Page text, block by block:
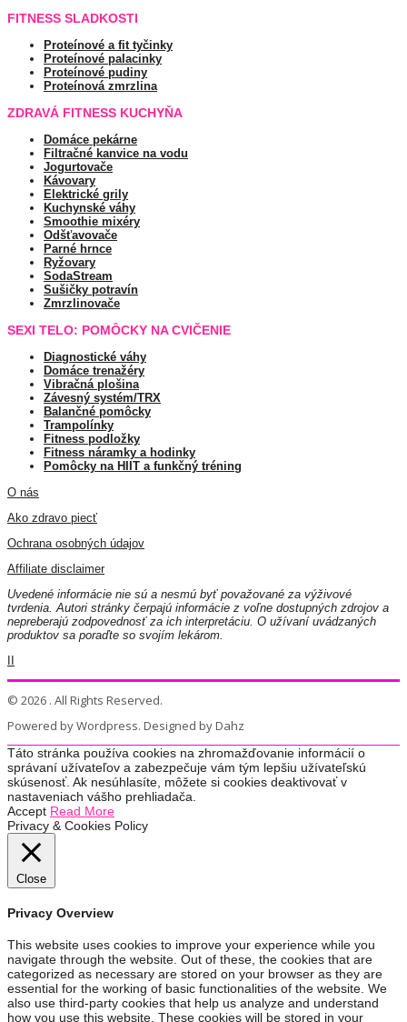
FITNESS SLADKOSTI
Proteínové a fit tyčinky
Proteínové palacinky
Proteínové pudiny
Proteínová zmrzlina
ZDRAVÁ FITNESS KUCHYŇA
Domáce pekárne
Filtračné kanvice na vodu
Jogurtovače
Kávovary
Elektrické grily
Kuchynské váhy
Smoothie mixéry
Odšťavovače
Parné hrnce
Ryžovary
SodaStream
Sušičky potravín
Zmrzlinovače
SEXI TELO: POMÔCKY NA CVIČENIE
Diagnostické váhy
Domáce trenažéry
Vibračná plošina
Závesný systém/TRX
Balančné pomôcky
Trampolínky
Fitness podložky
Fitness náramky a hodinky
Pomôcky na HIIT a funkčný tréning
O nás
Ako zdravo piecť
Ochrana osobných údajov
Affiliate disclaimer
Uvedené informácie nie sú a nesmú byť považované za výživové
tvrdenia. Autori stránky čerpajú informácie z voľne dostupných zdrojov a
nepreberajú zodpovednosť za ich interpretáciu. O užívaní uvádzaných
produktov sa poraďte so svojím lekárom.
© 2026 . All Rights Reserved.
Powered by Wordpress. Designed by Dahz
Táto stránka používa cookies na zhromažďovanie informácií o
správaní užívateľov a zabezpečuje vám tým lepšiu užívateľskú
skúsenosť. Ak nesúhlasíte, môžete si cookies deaktivovať v
nastaveniach vášho prehliadača.
Accept Read More
Privacy & Cookies Policy
Close
Privacy Overview
This website uses cookies to improve your experience while you
navigate through the website. Out of these, the cookies that are
categorized as necessary are stored on your browser as they are
essential for the working of basic functionalities of the website. We
also use third-party cookies that help us analyze and understand
how you use this website. These cookies will be stored in your